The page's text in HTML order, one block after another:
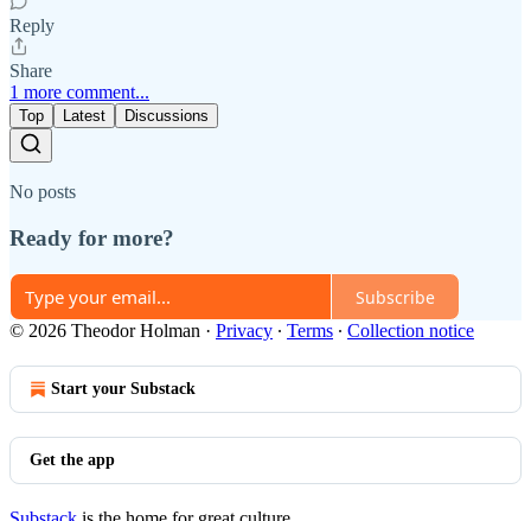
Reply
Share
1 more comment...
Top Latest Discussions
No posts
Ready for more?
Subscribe
© 2026 Theodor Holman · Privacy ∙ Terms ∙ Collection notice
Start your Substack
Get the app